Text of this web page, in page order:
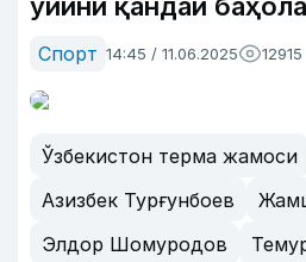
Спорт 14:45 / 11.06.2025 12915
Ўзбекистон терма жамоси
Азизбек Турғунбоев
Элдор Шомуродов